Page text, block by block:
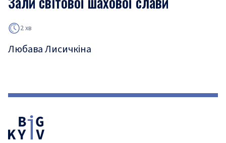
2 хв
Любава Лисичкіна